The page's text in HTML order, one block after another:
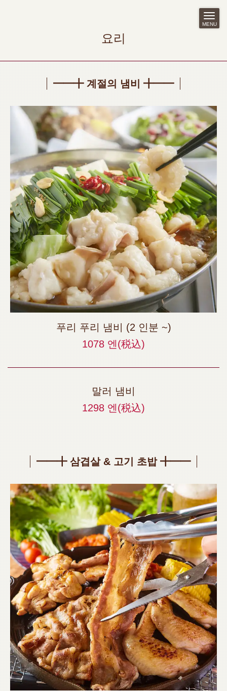
MENU
요리
━━╋ 계절의 냄비 ╋━━
푸리 푸리 냄비 (2 인분 ~)
1078 엔 (税込)
말러 냄비
1298 엔 (税込)
━━╋ 삼겹살 & 고기 초밥 ╋━━